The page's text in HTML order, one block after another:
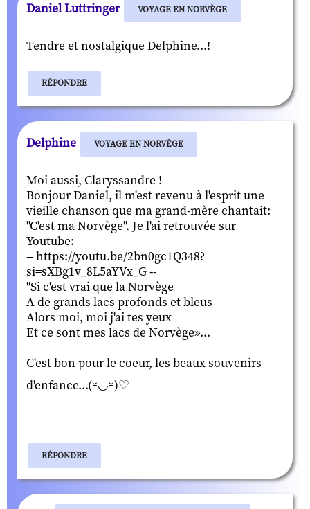
Daniel Luttringer VOYAGE EN NORVÈGE
Tendre et nostalgique Delphine...!
RÉPONDRE
Delphine VOYAGE EN NORVÈGE
Moi aussi, Claryssandre !
Bonjour Daniel, il m'est revenu à l'esprit une
vieille chanson que ma grand-mère chantait:
"C'est ma Norvège". Je l'ai retrouvée sur
Youtube:
-- https://youtu.be/2bn0gc1Q348?
si=sXBg1v_8L5aYVx_G --
"Si c'est vrai que la Norvège
A de grands lacs profonds et bleus
Alors moi, moi j'ai tes yeux
Et ce sont mes lacs de Norvège»...
C'est bon pour le coeur, les beaux souvenirs
d'enfance...(⏓◡⏓)♡
RÉPONDRE